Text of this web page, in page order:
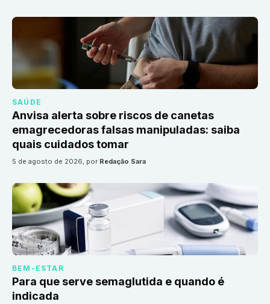
SAÚDE
Anvisa alerta sobre riscos de canetas
emagrecedoras falsas manipuladas: saiba
quais cuidados tomar
5 de agosto de 2026, por Redação Sara
BEM-ESTAR
Para que serve semaglutida e quando é
indicada